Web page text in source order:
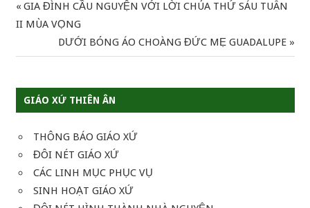
GIÁO XỨ THIÊN ÂN
THÔNG BÁO GIÁO XỨ
ĐÔI NÉT GIÁO XỨ
CÁC LINH MỤC PHỤC VỤ
SINH HOẠT GIÁO XỨ
Điều
hướng
viết
Previous
Post:
GIA ĐÌNH CẦU NGUYỆN VỚI LỜI CHÚA THỨ SÁU TUÂN
II MÙA VỌNG
Next
Post:
DƯỚI BÓNG ÁO CHOÀNG ĐỨC MẸ GUADALUPE